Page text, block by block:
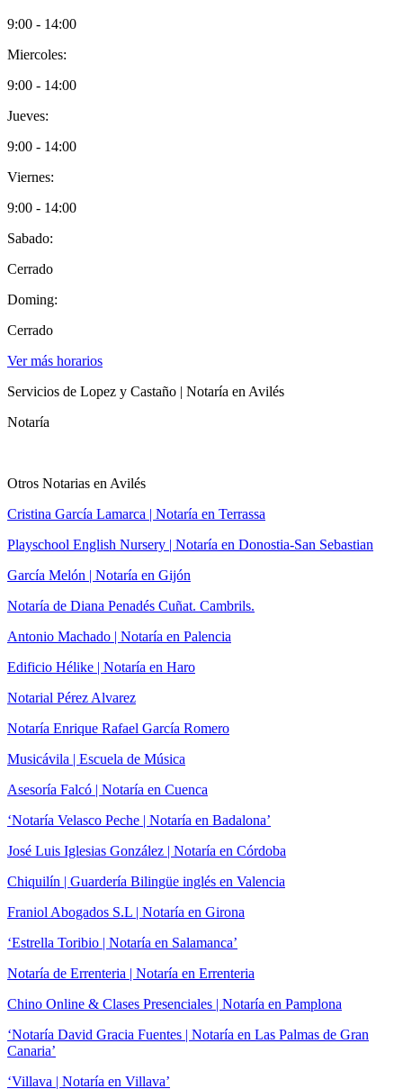
9:00 - 14:00
Miercoles:
9:00 - 14:00
Jueves:
9:00 - 14:00
Viernes:
9:00 - 14:00
Sabado:
Cerrado
Doming:
Cerrado
Ver más horarios
Servicios de Lopez y Castaño | Notaría en Avilés
Notaría
Otros Notarias en Avilés
Cristina García Lamarca | Notaría en Terrassa
Playschool English Nursery | Notaría en Donostia-San Sebastian
García Melón | Notaría en Gijón
Notaría de Diana Penadés Cuñat. Cambrils.
Antonio Machado | Notaría en Palencia
Edificio Hélike | Notaría en Haro
Notarial Pérez Alvarez
Notaría Enrique Rafael García Romero
Musicávila | Escuela de Música
Asesoría Falcó | Notaría en Cuenca
‘Notaría Velasco Peche | Notaría en Badalona’
José Luis Iglesias González | Notaría en Córdoba
Chiquilín | Guardería Bilingüe inglés en Valencia
Franiol Abogados S.L | Notaría en Girona
‘Estrella Toribio | Notaría en Salamanca’
Notaría de Errenteria | Notaría en Errenteria
Chino Online & Clases Presenciales | Notaría en Pamplona
‘Notaría David Gracia Fuentes | Notaría en Las Palmas de Gran
Canaria’
‘Villava | Notaría en Villava’